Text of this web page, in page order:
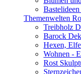
Themenwelten
Treibholz
Barock
Hexen,
Wohnen -
Rost